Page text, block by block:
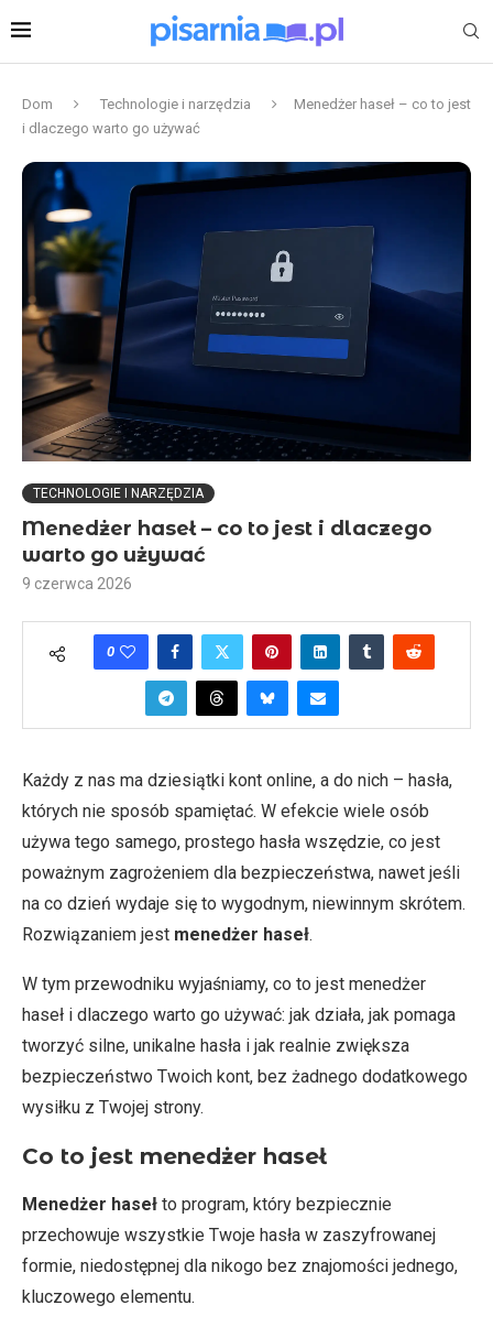
Dom Technologie i narzędzia
Menedżer haseł – co to jest
i dlaczego warto go używać
TECHNOLOGIE I NARZĘDZIA
Menedżer haseł – co to jest i dlaczego
warto go używać
9 czerwca 2026
0
Każdy z nas ma dziesiątki kont online, a do nich – hasła,
których nie sposób spamiętać. W efekcie wiele osób
używa tego samego, prostego hasła wszędzie, co jest
poważnym zagrożeniem dla bezpieczeństwa, nawet jeśli
na co dzień wydaje się to wygodnym, niewinnym skrótem.
Rozwiązaniem jest menedżer haseł.
W tym przewodniku wyjaśniamy, co to jest menedżer
haseł i dlaczego warto go używać: jak działa, jak pomaga
tworzyć silne, unikalne hasła i jak realnie zwiększa
bezpieczeństwo Twoich kont, bez żadnego dodatkowego
wysiłku z Twojej strony.
Co to jest menedżer haseł
Menedżer haseł to program, który bezpiecznie
przechowuje wszystkie Twoje hasła w zaszyfrowanej
formie, niedostępnej dla nikogo bez znajomości jednego,
kluczowego elementu.